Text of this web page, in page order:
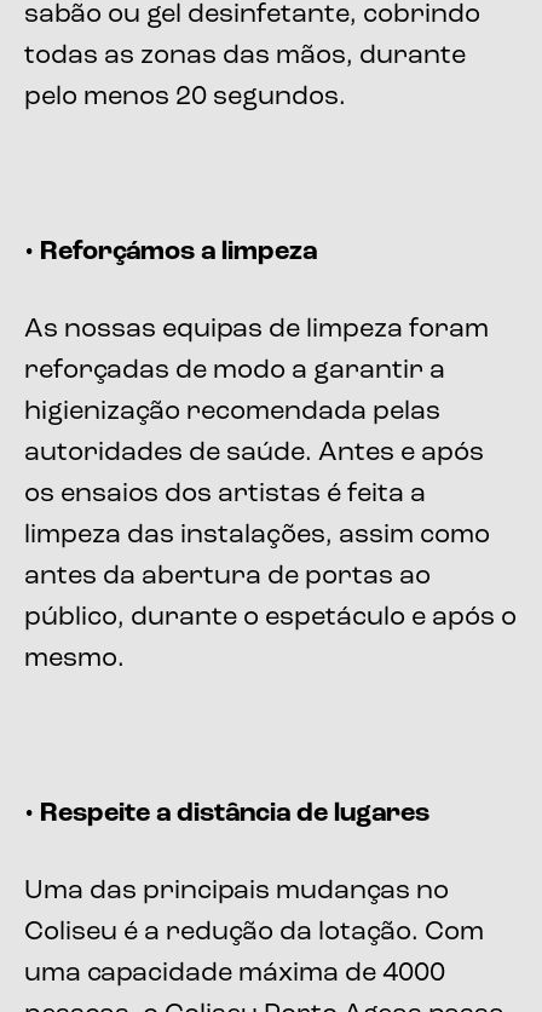
sabão ou gel desinfetante, cobrindo
todas as zonas das mãos, durante
pelo menos 20 segundos.
• Reforçámos a limpeza
As nossas equipas de limpeza foram
reforçadas de modo a garantir a
higienização recomendada pelas
autoridades de saúde. Antes e após
os ensaios dos artistas é feita a
limpeza das instalações, assim como
antes da abertura de portas ao
público, durante o espetáculo e após o
mesmo.
• Respeite a distância de lugares
Uma das principais mudanças no
Coliseu é a redução da lotação. Com
uma capacidade máxima de 4000